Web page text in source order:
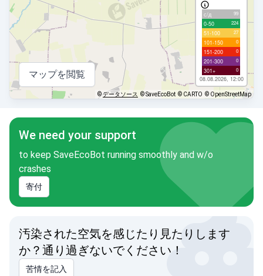
с/д 99
0-50 224
51-100 27
101-150 0
151-200 0
201-300 0
301+ 0
08.08.2026, 12:00
マップを閲覧
©データソース © SaveEcoBot © CARTO © OpenStreetMap
We need your support
to keep SaveEcoBot running smoothly and w/o
crashes
寄付
汚染された空気を感じたり見たりします
か？通り過ぎないでください！
苦情を記入